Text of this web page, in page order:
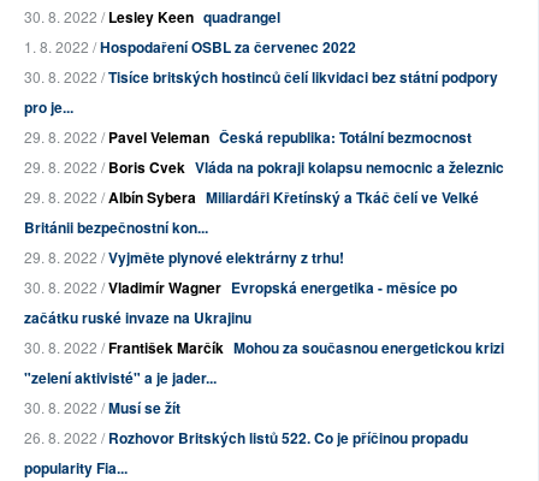
30. 8. 2022 /Lesley Keen quadrangel
1. 8. 2022 /Hospodaření OSBL za červenec 2022
30. 8. 2022 /Tisíce britských hostinců čelí likvidaci bez státní podpory
pro je...
29. 8. 2022 /Pavel Veleman Česká republika: Totální bezmocnost
29. 8. 2022 /Boris Cvek Vláda na pokraji kolapsu nemocnic a železnic
29. 8. 2022 /Albín Sybera Miliardáři Křetínský a Tkáč čelí ve Velké
Británii bezpečnostní kon...
29. 8. 2022 /Vyjměte plynové elektrárny z trhu!
30. 8. 2022 /Vladimír Wagner Evropská energetika - měsíce po
začátku ruské invaze na Ukrajinu
30. 8. 2022 /František Marčík Mohou za současnou energetickou krizi
"zelení aktivisté" a je jader...
30. 8. 2022 /Musí se žít
26. 8. 2022 /Rozhovor Britských listů 522. Co je příčinou propadu
popularity Fia...